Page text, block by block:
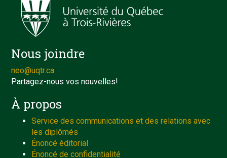
Nous joindre
neo@uqtr.ca
Partagez-nous vos nouvelles!
À propos
Service des communications et des relations avec
les diplômés
Énoncé éditorial
Énoncé de confidentialité